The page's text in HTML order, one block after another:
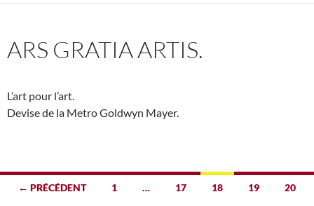
ARS GRATIA ARTIS.
L’art pour l’art.
Devise de la Metro Goldwyn Mayer.
Navigation
← PRÉCÉDENT 1 … 17 18 19 20